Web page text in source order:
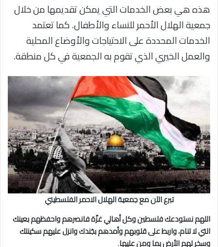
هذه هي بعض الخدمات التي يمكن تقديمها من خلال
جمعية الهلال الأحمر للنساء والأطفال. كما تعتمد
الخدمات المحددة على الاحتياجات والأوضاع المحلية
والعمل الخيري الذي تقوم به الجمعية في كل منطقة.
تبرع الآن مع جمعية الهلال الاحمر الفلسطيني
اللهم نستودعك فلسطين وكل أهالي غزّة فانصرهم واحفظهم بعينك
التي لا تنام، واربط على قلوبهم وأمدهم بجُندك وانزل عليهم سكينتك
وسخر لهم الأرض بما ومن عليها.